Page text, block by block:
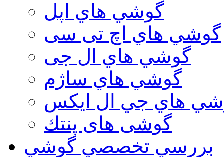
گوشي هاي اپل
گوشي هاي اچ تی سی
گوشي هاي ال جی
گوشي هاي ساژم
هاي جي ال ايكس
گوشی های پنتك
بررسي تخصصي گوشي